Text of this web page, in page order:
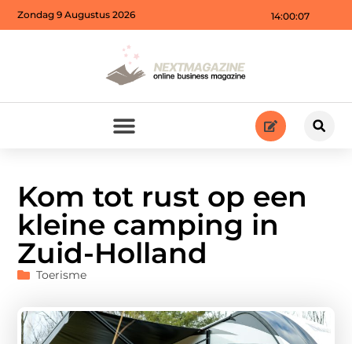
14:00:09
Zondag 9 Augustus 2026
Kom tot rust op een
kleine camping in
Zuid-Holland
Toerisme